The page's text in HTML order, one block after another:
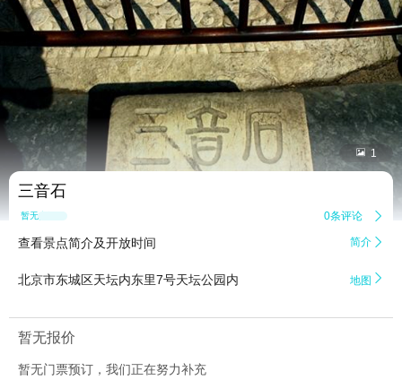
 1
三音石
暂无点评 0条评论 
查看景点简介及开放时间 简介 
北京市东城区天坛内东里7号天坛公园内 地图 
暂无报价
暂无门票预订，我们正在努力补充
